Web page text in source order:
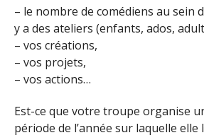
– le nombre de comédiens au sein
y a des ateliers (enfants, ados,
– vos créations,
– vos projets,
– vos actions…
Est-ce que votre troupe organise
période de l’année sur laquelle elle